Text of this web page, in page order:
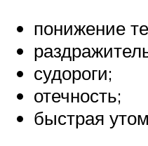
понижение
судороги;
отечность;
быстрая